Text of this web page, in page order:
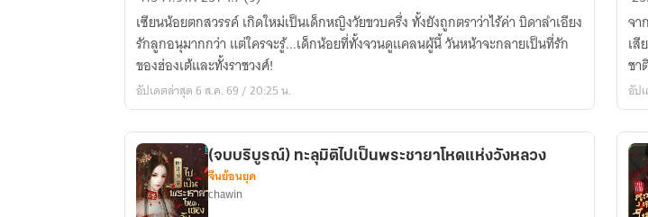
bookเล่ม3มา
แล้ว]โย่ว
โย่ว
เซียน
น้อย
มิติ
:
ผู้นำ
พา
เซียนน้อยตกสวรรค์ เกิดใหม่เป็นเด็กหญิงวัยขวบครึ่ง ทั้งยังถูกตราว่าไร้ค่า บิดาลำเอียง
รักลูกอนุมากกว่า แต่ใครจะรู้...เด็กน้อยที่ทั้งจวนดูแคลนผู้นี้ วันหน้าจะกลายเป็นที่รัก
ของฮ่องเต้และทั้งราชวงศ์!
อัปเดตล่าสุด 6 ส.ค. 69 / 20:25 น.
ช
แ
:
คุ
ผู้
ไร้
ค่า
แ
จา
เสี
ชา
อัป
(จบบริบูรณ์) ทะลุมิติไปเป็นพระชายาโหดแห่งวังหลวง
จีนย้อนยุค
chawin